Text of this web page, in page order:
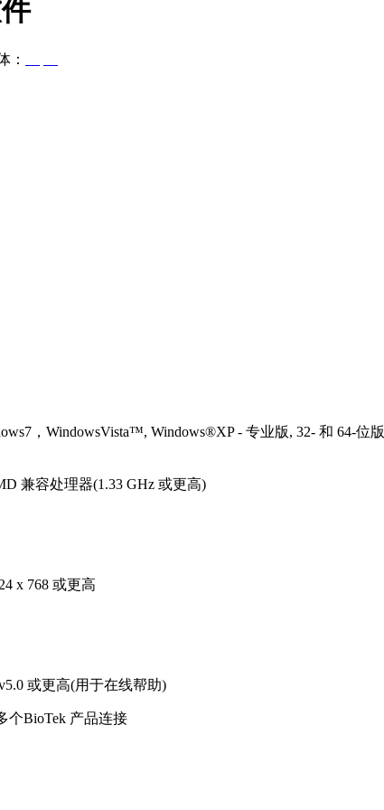
：
，WindowsVista™, Windows®XP - 专业版, 32- 和 64-位版
兼容处理器(1.33 GHz 或更高)
x 768 或更高
或更高(用于在线帮助)
个BioTek 产品连接